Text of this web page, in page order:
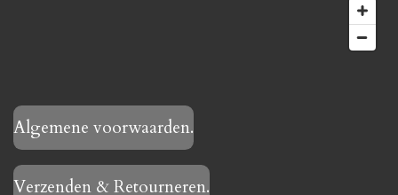
Algemene voorwaarden.
Verzenden & Retourneren.